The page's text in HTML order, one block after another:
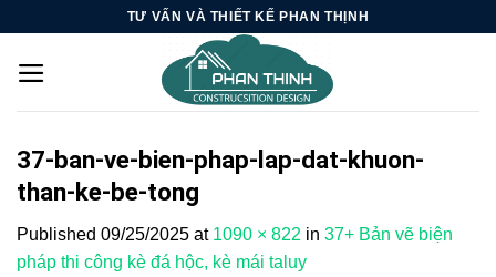
content
TƯ VẤN VÀ THIẾT KẾ PHAN THỊNH
37-ban-ve-bien-phap-lap-dat-khuon-
than-ke-be-tong
Published 09/25/2025 at 1090 × 822 in 37+ Bản vẽ biện
pháp thi công kè đá hộc, kè mái taluy